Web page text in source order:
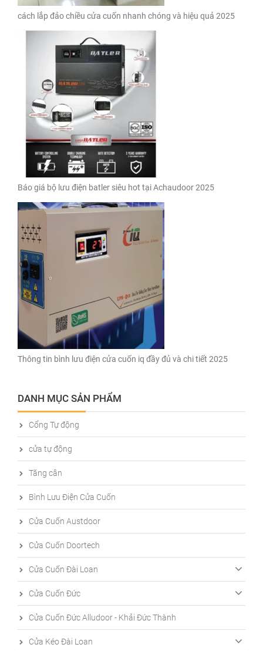
cách lắp đảo chiều cửa cuốn nhanh chóng và hiệu quả 2025
Báo giá bộ lưu điện batler siêu hot tại Achaudoor 2025
Thông tin bình lưu điện cửa cuốn iq đầy đủ và chi tiết 2025
DANH MỤC SẢN PHẨM
Cổng Tự động
cửa tự động
Tăng cân
Bình Lưu Điện Cửa Cuốn
Cửa Cuốn Austdoor
Cửa Cuốn Doortech
Cửa Cuốn Đài Loan
Cửa Cuốn Đức
Cửa Cuốn Đức Alludoor - Khải Đức Thành
Cửa Kéo Đài Loan